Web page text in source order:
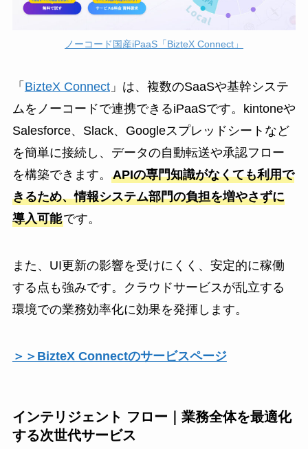
ノーコード国産iPaaS「BizteX Connect」
「 BizteX Connect」は、複数のSaaSや基幹システ
ムをノーコードで連携できるiPaaSです。kintoneや
Salesforce、Slack、Googleスプレッドシートなど
を簡単に接続し、データの自動転送や承認フロー
を構築できます。 APIの専門知識がなくても利用で
きるため、情報システム部門の負担を増やさずに
導入可能です。
また、UI更新の影響を受けにくく、安定的に稼働
する点も強みです。クラウドサービスが乱立する
環境での業務効率化に効果を発揮します。
＞＞BizteX Connectのサービスページ
インテリジェント フロー｜業務全体を最適化
する次世代サービス